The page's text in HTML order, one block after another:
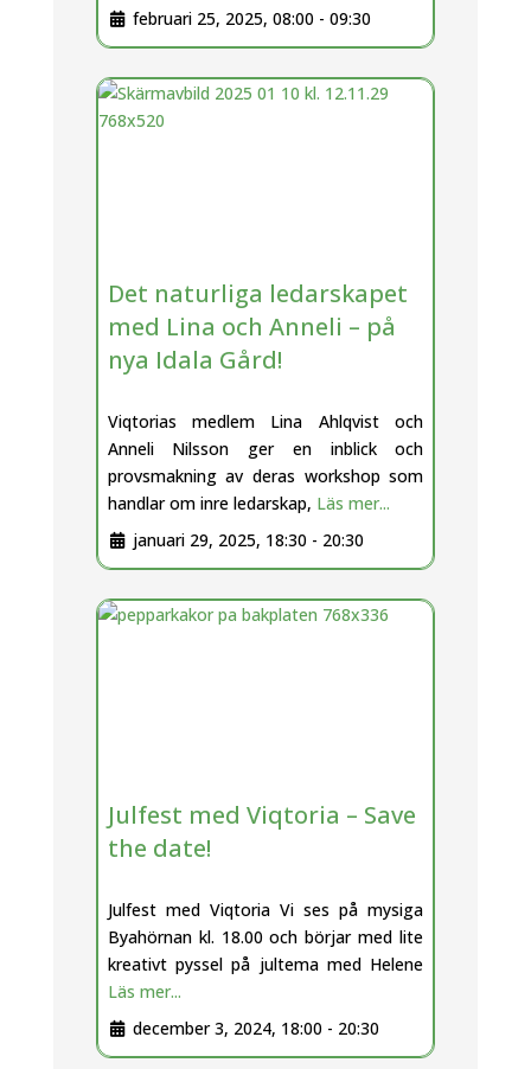
februari 25, 2025, 08:00 - 09:30
Det naturliga ledarskapet
med Lina och Anneli – på
nya Idala Gård!
Viqtorias medlem Lina Ahlqvist och
Anneli Nilsson ger en inblick och
provsmakning av deras workshop som
handlar om inre ledarskap, Läs mer...
januari 29, 2025, 18:30 - 20:30
Julfest med Viqtoria – Save
the date!
Julfest med Viqtoria Vi ses på mysiga
Byahörnan kl. 18.00 och börjar med lite
kreativt pyssel på jultema med Helene
Läs mer...
december 3, 2024, 18:00 - 20:30